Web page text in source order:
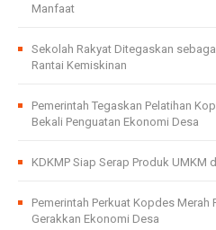
Manfaat
Sekolah Rakyat Ditegaskan
Rantai Kemiskinan
Pemerintah Tegaskan Pelatihan
Bekali Penguatan Ekonomi Desa
KDKMP Siap Serap Produk UMKM
Pemerintah Perkuat Kopdes Merah
Gerakkan Ekonomi Desa